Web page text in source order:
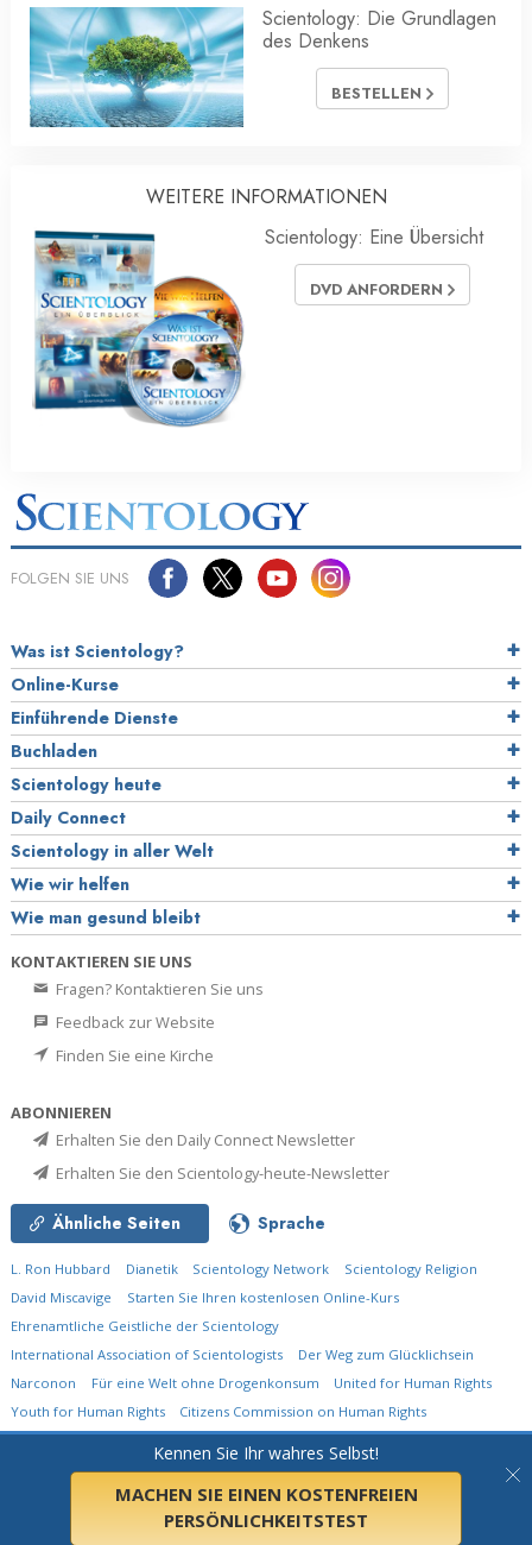
Scientology: Die Grundlagen
des Denkens
BESTELLEN
WEITERE INFORMATIONEN
Scientology: Eine Übersicht
DVD ANFORDERN
Kennen Sie Ihr wahres Selbst!
MACHEN SIE EINEN KOSTENFREIEN
PERSÖNLICHKEITSTEST
FOLGEN SIE UNS
Was ist Scientology?
Online-Kurse
Einführende Dienste
Buchladen
Scientology heute
Daily Connect
Scientology in aller Welt
Wie wir helfen
Wie man gesund bleibt
KONTAKTIEREN SIE UNS
Fragen? Kontaktieren Sie uns
Feedback zur Website
Finden Sie eine Kirche
ABONNIEREN
Erhalten Sie den Daily Connect Newsletter
Erhalten Sie den Scientology-heute-Newsletter
Ähnliche Seiten Sprache
L. Ron Hubbard Dianetik Scientology Network
Scientology Religion
David Miscavige
Starten Sie Ihren kostenlosen Online-Kurs
Ehrenamtliche Geistliche der Scientology
International Association of Scientologists
Der Weg zum Glücklichsein
Narconon
Für eine Welt ohne Drogenkonsum
United for Human Rights
Youth for Human Rights
Citizens Commission on Human Rights
Church of Scientology International.Alle Rechte vorbehalten.
Datenschutzerklärung•Cookie-Erklärung•Nutzungsbedingungen•Rechtliche